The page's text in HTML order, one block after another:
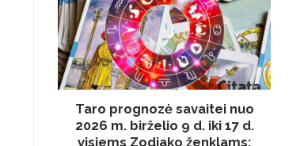
Taro prognozė savaitei nuo
2026 m. birželio 9 d. iki 17 d.
visiems Zodiako ženklams: